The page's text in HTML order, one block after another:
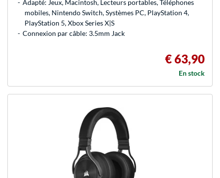
Adapté: Jeux, Macintosh, Lecteurs portables, Téléphones
mobiles, Nintendo Switch, Systèmes PC, PlayStation 4,
PlayStation 5, Xbox Series X|S
Connexion par câble: 3.5mm Jack
€ 63,90
En stock